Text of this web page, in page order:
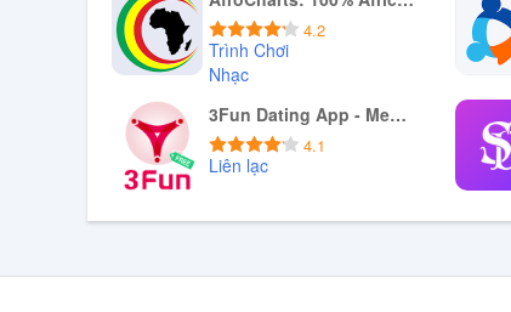
4.2
Trình Chơi
Nhạc
Tải xuống APK
3Fun Dating App - Meet Curious Couples & Singles
4.1
Liên lạc
Tải xuống APK